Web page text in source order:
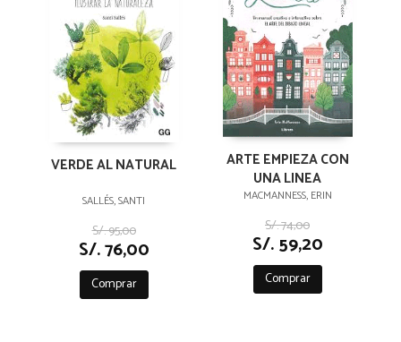
VERDE AL NATURAL
SALLÉS, SANTI
S/. 95,00
S/. 76,00
Comprar
ARTE EMPIEZA CON
UNA LINEA
MACMANNESS, ERIN
S/. 74,00
S/. 59,20
Comprar